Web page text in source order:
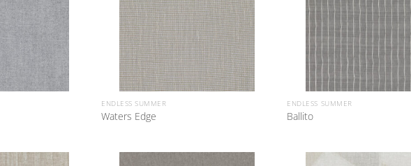
ENDLESS SUMMER
Waters Edge
ENDLESS SUMMER
Ballito